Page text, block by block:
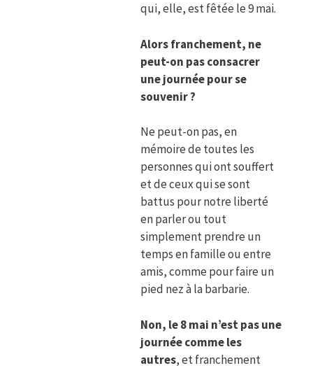
qui, elle, est fêtée le 9 mai.
Alors franchement, ne
peut-on pas consacrer
une journée pour se
souvenir ?
Ne peut-on pas, en
mémoire de toutes les
personnes qui ont souffert
et de ceux qui se sont
battus pour notre liberté
en parler ou tout
simplement prendre un
temps en famille ou entre
amis, comme pour faire un
pied nez à la barbarie.
Non, le 8 mai n’est pas une
journée comme les
autres, et franchement